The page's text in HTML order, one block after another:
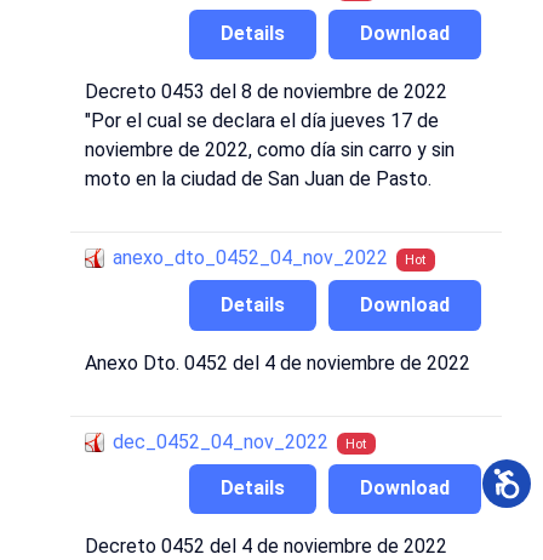
Download
Details
Decreto 0453 del 8 de noviembre de 2022
"Por el cual se declara el día jueves 17 de
noviembre de 2022, como día sin carro y sin
moto en la ciudad de San Juan de Pasto.
anexo_dto_0452_04_nov_2022 Hot
Download
Details
Anexo Dto. 0452 del 4 de noviembre de 2022
dec_0452_04_nov_2022 Hot
Download
Details
Decreto 0452 del 4 de noviembre de 2022